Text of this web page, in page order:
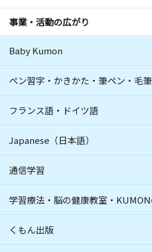
事業・活動の広がり
Baby Kumon
ペン習字・かきかた・筆ペン・毛筆
フランス語・ドイツ語
Japanese（日本語）
通信学習
学習療法・脳の健康教室・
くもん出版